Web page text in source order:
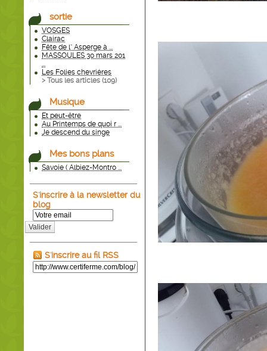
sortie
VOSGES
Clairac
Fête de l" Asperge à ...
MASSOULES 30 mars 201
...
Les Folies chevriéres
> Tous les articles (109)
Musique
Et peut-être
Au Printemps de quoi r ...
Je descend du singe
Mes bons plans
Savoie ( Albiez-Montro ...
S'inscrire à la newsletter du
blog
Valider
S'inscrire au fil RSS